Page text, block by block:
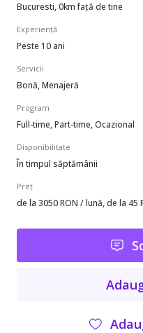
Bucuresti, 0km față de tine
Experiență
Peste 10 ani
Servicii
Bonă, Menajeră
Program
Full-time, Part-time, Ocazional
Disponibilitate
În timpul săptămânii
Preț
de la 3050 RON / lună, de la 45